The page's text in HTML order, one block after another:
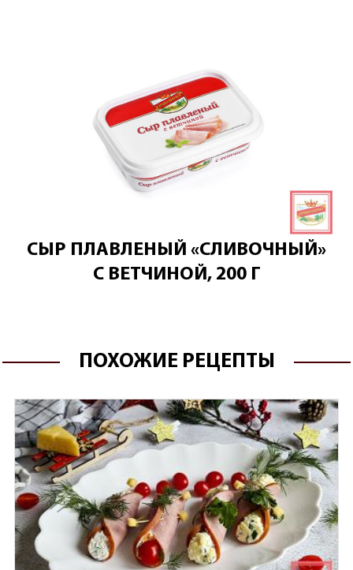
СЫР ПЛАВЛЕНЫЙ «СЛИВОЧНЫЙ»
С ВЕТЧИНОЙ, 200 Г
ПОХОЖИЕ РЕЦЕПТЫ